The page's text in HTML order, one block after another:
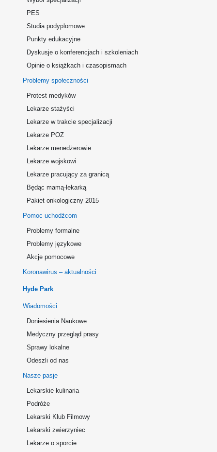
PES
Studia podyplomowe
Punkty edukacyjne
Dyskusje o konferencjach i szkoleniach
Opinie o książkach i czasopismach
Problemy społeczności
Protest medyków
Lekarze stażyści
Lekarze w trakcie specjalizacji
Lekarze POZ
Lekarze menedżerowie
Lekarze wojskowi
Lekarze pracujący za granicą
Będąc mamą-lekarką
Pakiet onkologiczny 2015
Pomoc uchodźcom
Problemy formalne
Problemy językowe
Akcje pomocowe
Koronawirus – aktualności
Hyde Park
Wiadomości
Doniesienia Naukowe
Medyczny przegląd prasy
Sprawy lokalne
Odeszli od nas
Nasze pasje
Lekarskie kulinaria
Podróże
Lekarski Klub Filmowy
Lekarski zwierzyniec
Lekarze o sporcie